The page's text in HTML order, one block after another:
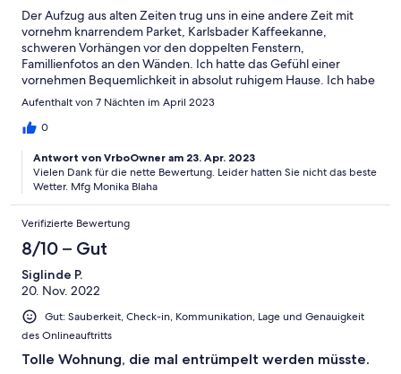
Der Aufzug aus alten Zeiten trug uns in eine andere Zeit mit
vornehm knarrendem Parket, Karlsbader Kaffeekanne,
schweren Vorhängen vor den doppelten Fenstern,
Famillienfotos an den Wänden. Ich hatte das Gefühl einer
vornehmen Bequemlichkeit in absolut ruhigem Hause. Ich habe
mich rundum Zuhause gefühlt. Herzlichen Dank dafür.
Aufenthalt von 7 Nächten im April 2023
0
Antwort von VrboOwner am 23. Apr. 2023
Vielen Dank für die nette Bewertung. Leider hatten Sie nicht das beste
Wetter. Mfg Monika Blaha
Verifizierte Bewertung
8/10 – Gut
Siglinde P.
20. Nov. 2022
Gut: Sauberkeit, Check-in, Kommunikation, Lage und Genauigkeit
des Onlineauftritts
Tolle Wohnung, die mal entrümpelt werden müsste.